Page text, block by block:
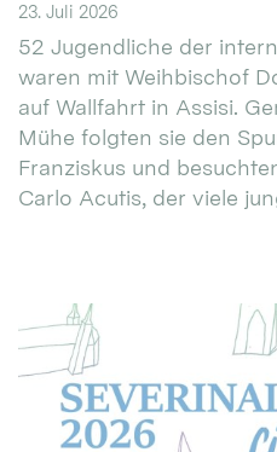
23. Juli 2026
52 Jugendliche der
waren mit Weihbischof
auf Wallfahrt in Assisi.
Mühe folgten sie den
Franziskus und
Carlo Acutis, der viele